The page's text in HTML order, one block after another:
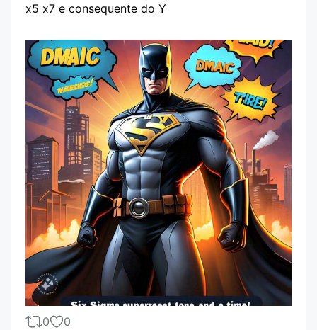
x5 x7 e consequente do Y
0 0